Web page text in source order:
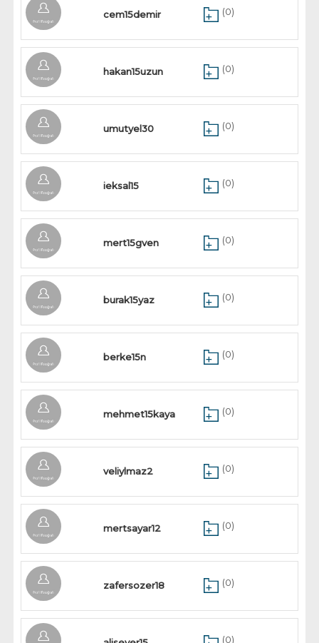
cem15demir (0)
hakan15uzun (0)
umutyel30 (0)
ieksal15 (0)
mert15gven (0)
burak15yaz (0)
berke15n (0)
mehmet15kaya (0)
veliylmaz2 (0)
mertsayar12 (0)
zafersozer18 (0)
(0)